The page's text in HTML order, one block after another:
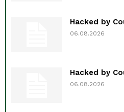
Hacked by
06.08.2026
Hacked by
06.08.2026